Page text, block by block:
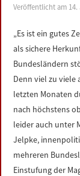
Veröffentlicht am 14.
„Es ist ein gutes
als sichere
Bundesländern
Denn viel zu viele
letzten Monaten
nach höchstens
leider auch unter
Jelpke,
mehreren
Einstufung der